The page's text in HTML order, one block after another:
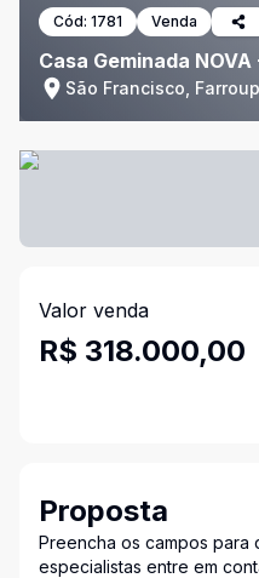
Cód: 1781 Venda
Casa Geminada
São Francisco,
Valor venda
R$ 318.000,00
Proposta
Preencha os campos para
especialistas entre em